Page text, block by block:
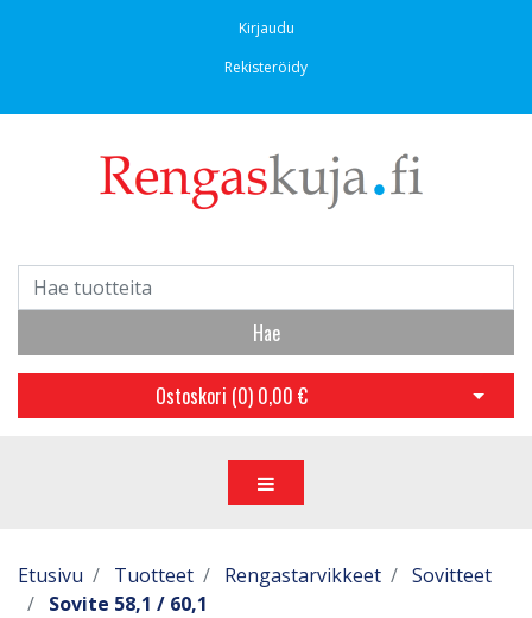
Kirjaudu
Rekisteröidy
Hae
Ostoskori (0) 0,00 € Avaa
Etusivu Tuotteet Rengastarvikkeet
Sovitteet
Sovite 58,1 / 60,1